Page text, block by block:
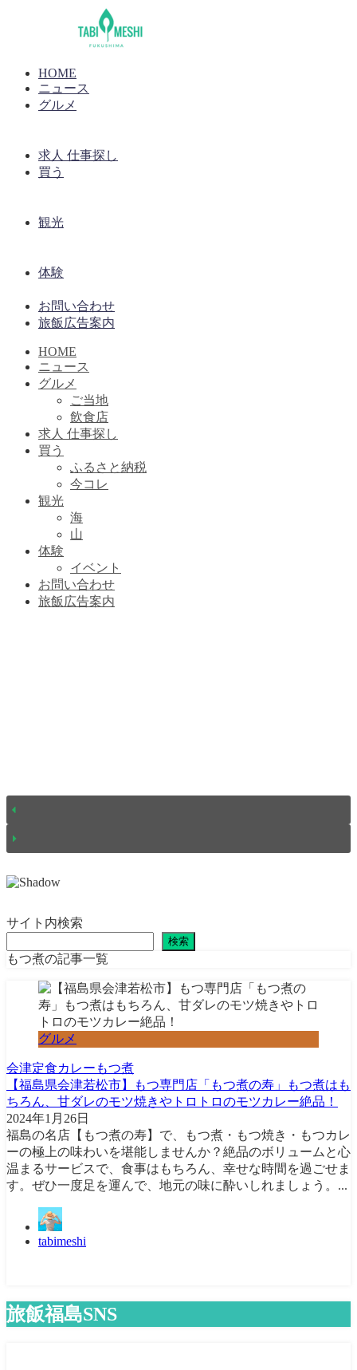
HOME
ニュース
グルメ
求人 仕事探し
買う
観光
体験
お問い合わせ
旅飯広告案内
HOME
ニュース
グルメ
ご当地
飲食店
求人 仕事探し
買う
ふるさと納税
今コレ
観光
海
山
体験
イベント
お問い合わせ
旅飯広告案内
サイト内検索
検索
もつ煮の記事一覧
グルメ
会津定食カレー もつ煮
【福島県会津若松市】もつ専門店「もつ煮の寿」もつ煮はも
ちろん、甘ダレのモツ焼きやトロトロのモツカレー絶品！
2024年1月26日
福島の名店【もつ煮の寿】で、もつ煮・もつ焼き・もつカレ
ーの極上の味わいを堪能しませんか？絶品のボリュームと心
温まるサービスで、食事はもちろん、幸せな時間を過ごせま
す。ぜひ一度足を運んで、地元の味に酔いしれましょう。...
tabimeshi
旅飯福島SNS